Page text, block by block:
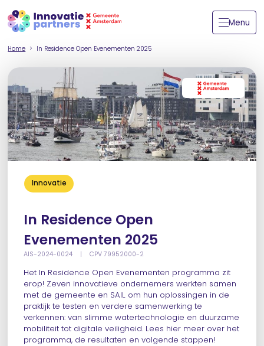
Menu
Home In Residence Open Evenementen 2025
Innovatie
In Residence Open
Evenementen 2025
AIS-2024-0024 | CPV 79952000-2
Het In Residence Open Evenementen programma zit
erop! Zeven innovatieve ondernemers werkten samen
met de gemeente en SAIL om hun oplossingen in de
praktijk te testen en verdere samenwerking te
verkennen: van slimme watertechnologie en duurzame
mobiliteit tot digitale veiligheid. Lees hier meer over het
programma, de resultaten en volgende stappen!